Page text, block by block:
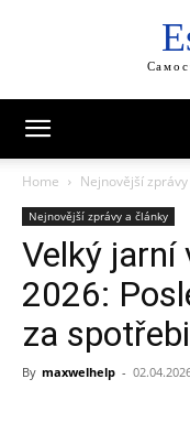
Home Nejnovější
Nejnovější zprávy a články
Velký jarní
2026:
za
By maxwelhelp -